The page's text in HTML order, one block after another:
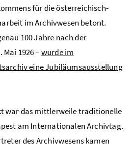
für die österreichisch-
im Archivwesen betont.
100 Jahre nach der
1926 –wurde im
eine Jubiläumsausstellung
war das mittlerweile traditionelle
am Internationalen Archivtag.
des Archivwesens kamen